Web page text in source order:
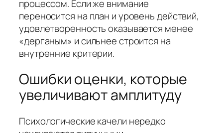
процессом. Если же внимание
переносится на план и уровень действий,
удовлетворенность оказывается менее
«дерганым» и сильнее строится на
внутренние критерии.
Ошибки оценки, которые
увеличивают амплитуду
Психологические качели нередко